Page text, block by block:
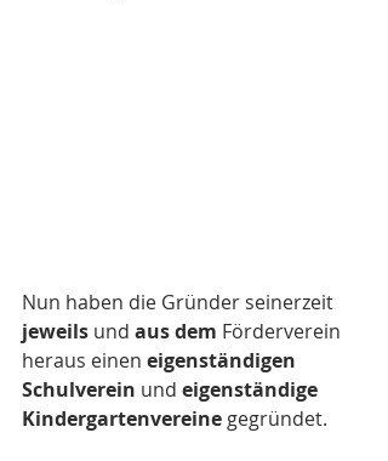
Nun haben die Gründer seinerzeit
jeweils und aus dem Förderverein
heraus einen eigenständigen
Schulverein und eigenständige
Kindergartenvereine gegründet.